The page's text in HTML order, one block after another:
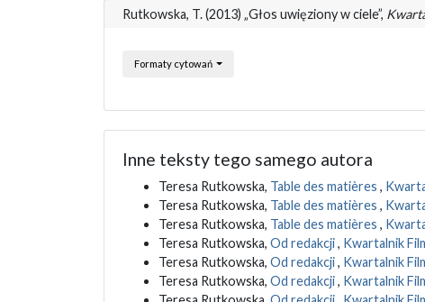
Rutkowska, T. (2013) „Głos uwięziony w ciele”,
Formaty cytowań
Inne teksty tego samego autora
Teresa Rutkowska, Table des matières ,
Teresa Rutkowska, Table des matières ,
Teresa Rutkowska, Table des matières ,
Teresa Rutkowska, Od redakcji, Kwartalnik
Teresa Rutkowska, Od redakcji, Kwartalnik
Teresa Rutkowska, Od redakcji, Kwartalnik